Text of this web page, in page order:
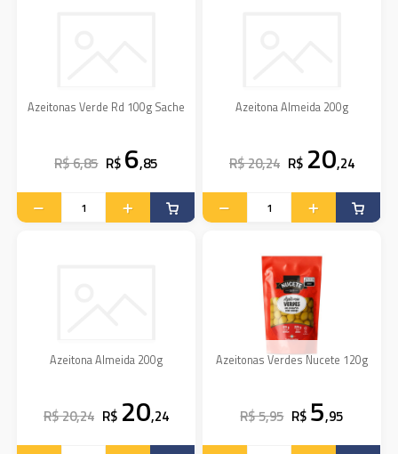
Azeitonas Verde Rd 100g Sache
R$ 6,85 R$ 6,85
Azeitona Almeida 200g
R$ 20,24 R$ 20,24
Azeitona Almeida 200g
R$ 20,24 R$ 20,24
Azeitonas Verdes Nucete 120g
R$ 5,95 R$ 5,95